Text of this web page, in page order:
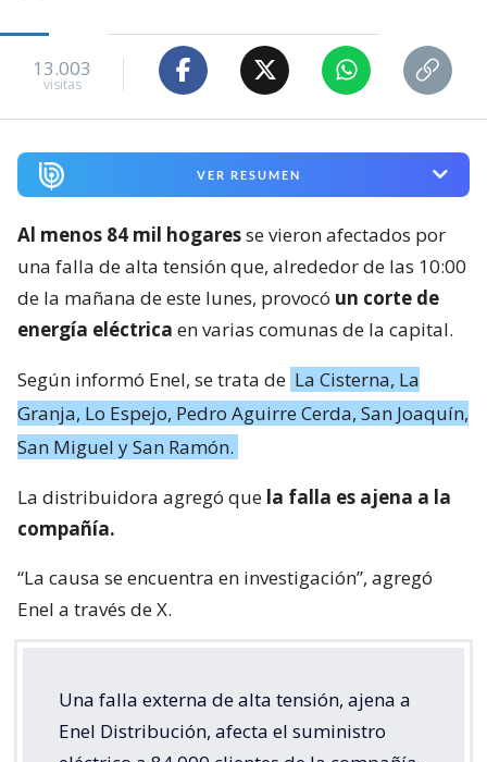
13.003
visitas
VER RESUMEN
Al menos 84 mil hogaresse vieron afectados por
una falla de alta tensión que, alrededor de las 10:00
de la mañana de este lunes, provocó un corte de
energía eléctrica en varias comunas de la capital.
Según informó Enel, se trata de La Cisterna, La
Granja, Lo Espejo, Pedro Aguirre Cerda, San Joaquín,
San Miguel y San Ramón.
La distribuidora agregó que la falla es ajena a la
compañía.
“La causa se encuentra en investigación”, agregó
Enel a través de X.
Una falla externa de alta tensión, ajena a
Enel Distribución, afecta el suministro